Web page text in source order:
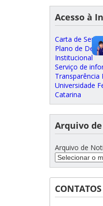
Acesso à
Carta de
Plano de
Institucional
Serviço de
Transparência
Universidade
Catarina
Arquivo
Arquivo de
CONTATOS